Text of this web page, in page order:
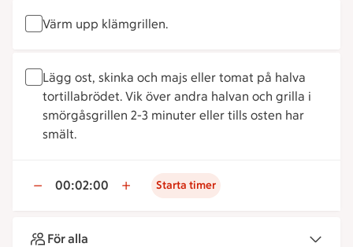
Värm upp klämgrillen.
Lägg ost, skinka och majs eller tomat på halva
tortillabrödet. Vik över andra halvan och grilla i
smörgåsgrillen 2-3 minuter eller tills osten har
smält.
00:02:00 Starta timer
För alla